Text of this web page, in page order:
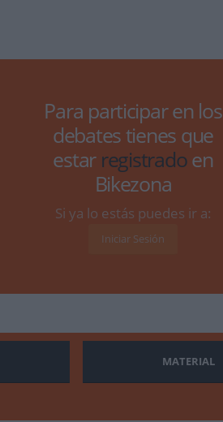
Para participar en los
debates tienes que
estar registradoen
Bikezona
Si ya lo estás puedes ir a:
Iniciar Sesión
MATERIAL